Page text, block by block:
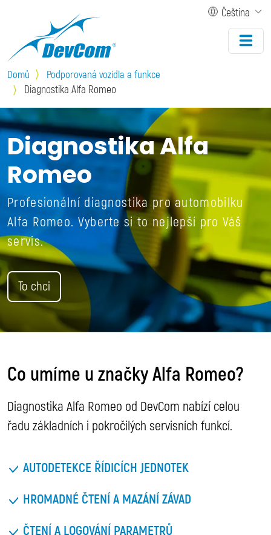
Čeština
Domů
Podporovaná vozidla a funkce
Diagnostika Alfa Romeo
Diagnostika Alfa
Romeo
Profesionální diagnostika pro automobilku
Alfa Romeo. Vyberte si to nejlepší pro Váš
servis.
To chci
Co umíme u značky Alfa Romeo?
Diagnostika Alfa Romeo od DevCom nabízí celou
řadu základních i pokročilých servisních funkcí.
AUTODETEKCE ŘÍDICÍCH JEDNOTEK
HROMADNÉ ČTENÍ A MAZÁNÍ ZÁVAD
ČTENÍ A LOGOVÁNÍ PARAMETRŮ